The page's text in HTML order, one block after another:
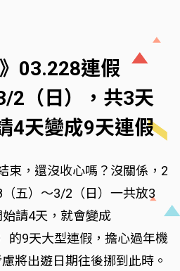
03.228連假
2（日），共3天
4天變成9天連假
束，還沒收心嗎？沒關係，2
五）～3/2（日）一共放3
請4天，就會變成
的9天大型連假，擔心過年機
將出遊日期往後挪到此時。